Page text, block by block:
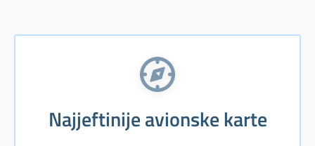
Najjeftinije avionske karte